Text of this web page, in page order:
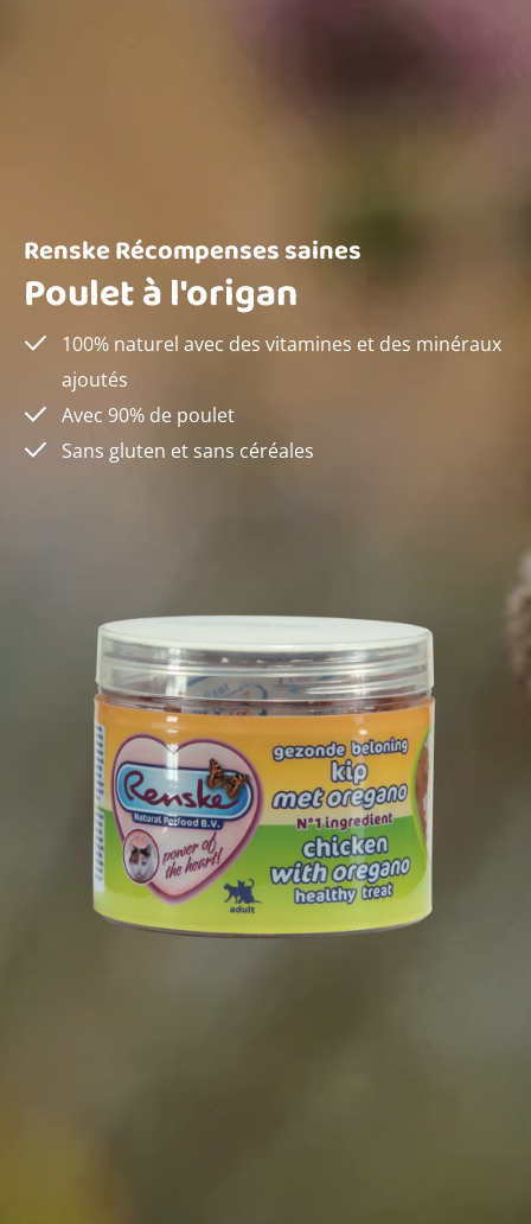
Renske Récompenses saines
Poulet à l'origan
100% naturel avec des vitamines et des minéraux
ajoutés
Avec 90% de poulet
Sans gluten et sans céréales